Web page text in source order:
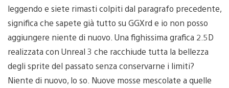
leggendo e siete rimasti colpiti dal paragrafo precedente,
significa che sapete già tutto su GGXrd e io non posso
aggiungere niente di nuovo. Una fighissima grafica 2.5D
realizzata con Unreal 3 che racchiude tutta la bellezza
degli sprite del passato senza conservarne i limiti?
Niente di nuovo, lo so. Nuove mosse mescolate a quelle